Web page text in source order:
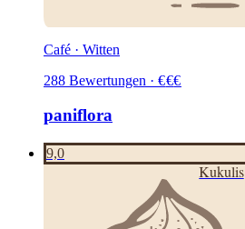
Café · Witten
288 Bewertungen · €€€
paniflora
9,0
Kukulis